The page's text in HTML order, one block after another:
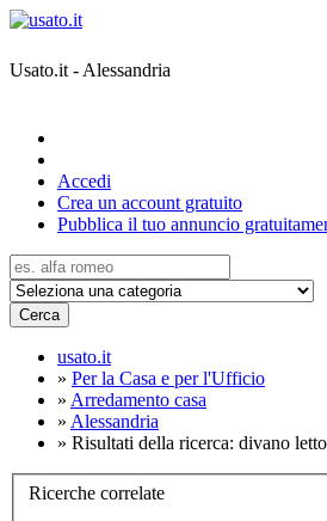
Usato.it - Alessandria
Accedi
Crea un account gratuito
Pubblica il tuo annuncio
Cerca
usato.it
» Per la Casa e per l'Ufficio
» Arredamento casa
» Alessandria
» Risultati della ricerca: divano
Ricerche correlate